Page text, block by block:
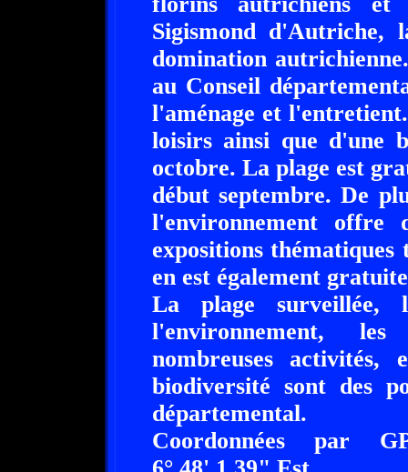
Sigismond d'Autriche,
domination
au Conseil
l'aménage et
loisirs ainsi que d'une
octobre. La plage est
début septembre. De
l'environnement offre
expositions
en est également
La plage surveillée,
l'environnement,
nombreuses
biodiversité sont des
départemental.
Coordonnées par